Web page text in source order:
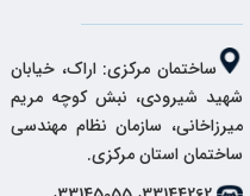
ساختمان مرکزی: اراک، خیابان
شهید شیرودی، نبش کوچه مریم
میرزاخانی، سازمان نظام مهندسی
ساختمان استان مرکزی.